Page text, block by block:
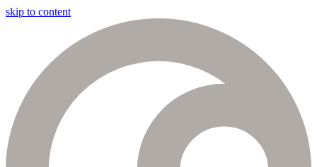
skip to content